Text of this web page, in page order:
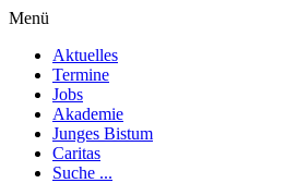
Menü
Aktuelles
Termine
Jobs
Akademie
Junges Bistum
Caritas
Suche ...